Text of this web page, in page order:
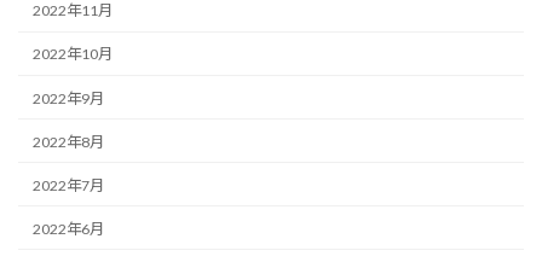
2022年11月
2022年10月
2022年9月
2022年8月
2022年7月
2022年6月